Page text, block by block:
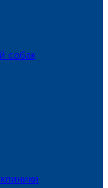
собак